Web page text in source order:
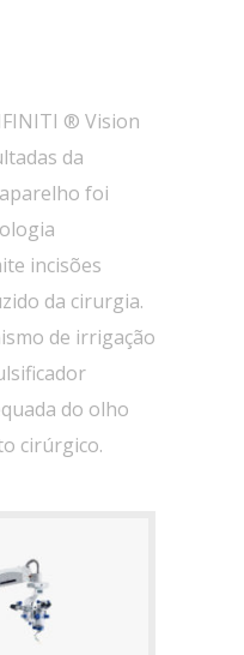
® Vision
da
foi
incisões
da cirurgia.
de irrigação
do olho
cirúrgico.